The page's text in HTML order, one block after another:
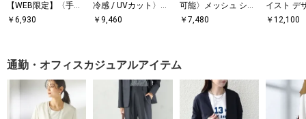
【WEB限定】〈手洗
い可能〉アイレット
￥ 6,930
冷感 / UVカット〉シ
アー オーガンジー コ
￥ 9,460
可能〉メッシュ シア
ー ハンカチ スリーブ
￥ 7,480
イスト デ
ー ドッキ
￥12,100
通勤・オフィスカジュアルアイテム